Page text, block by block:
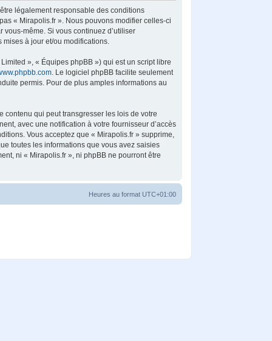
légalement responsable des conditions
« Mirapolis.fr ». Nous pouvons modifier celles-ci
même. Si vous continuez d’utiliser
mises à jour et/ou modifications.
», « Équipes phpBB ») qui est un script libre
. Le logiciel phpBB facilite seulement
permis. Pour de plus amples informations au
contenu qui peut transgresser les lois de votre
avec une notification à votre fournisseur d’accès
Vous acceptez que « Mirapolis.fr » supprime,
toutes les informations que vous avez saisies
ni « Mirapolis.fr », ni phpBB ne pourront être
Heures au format UTC+01:00